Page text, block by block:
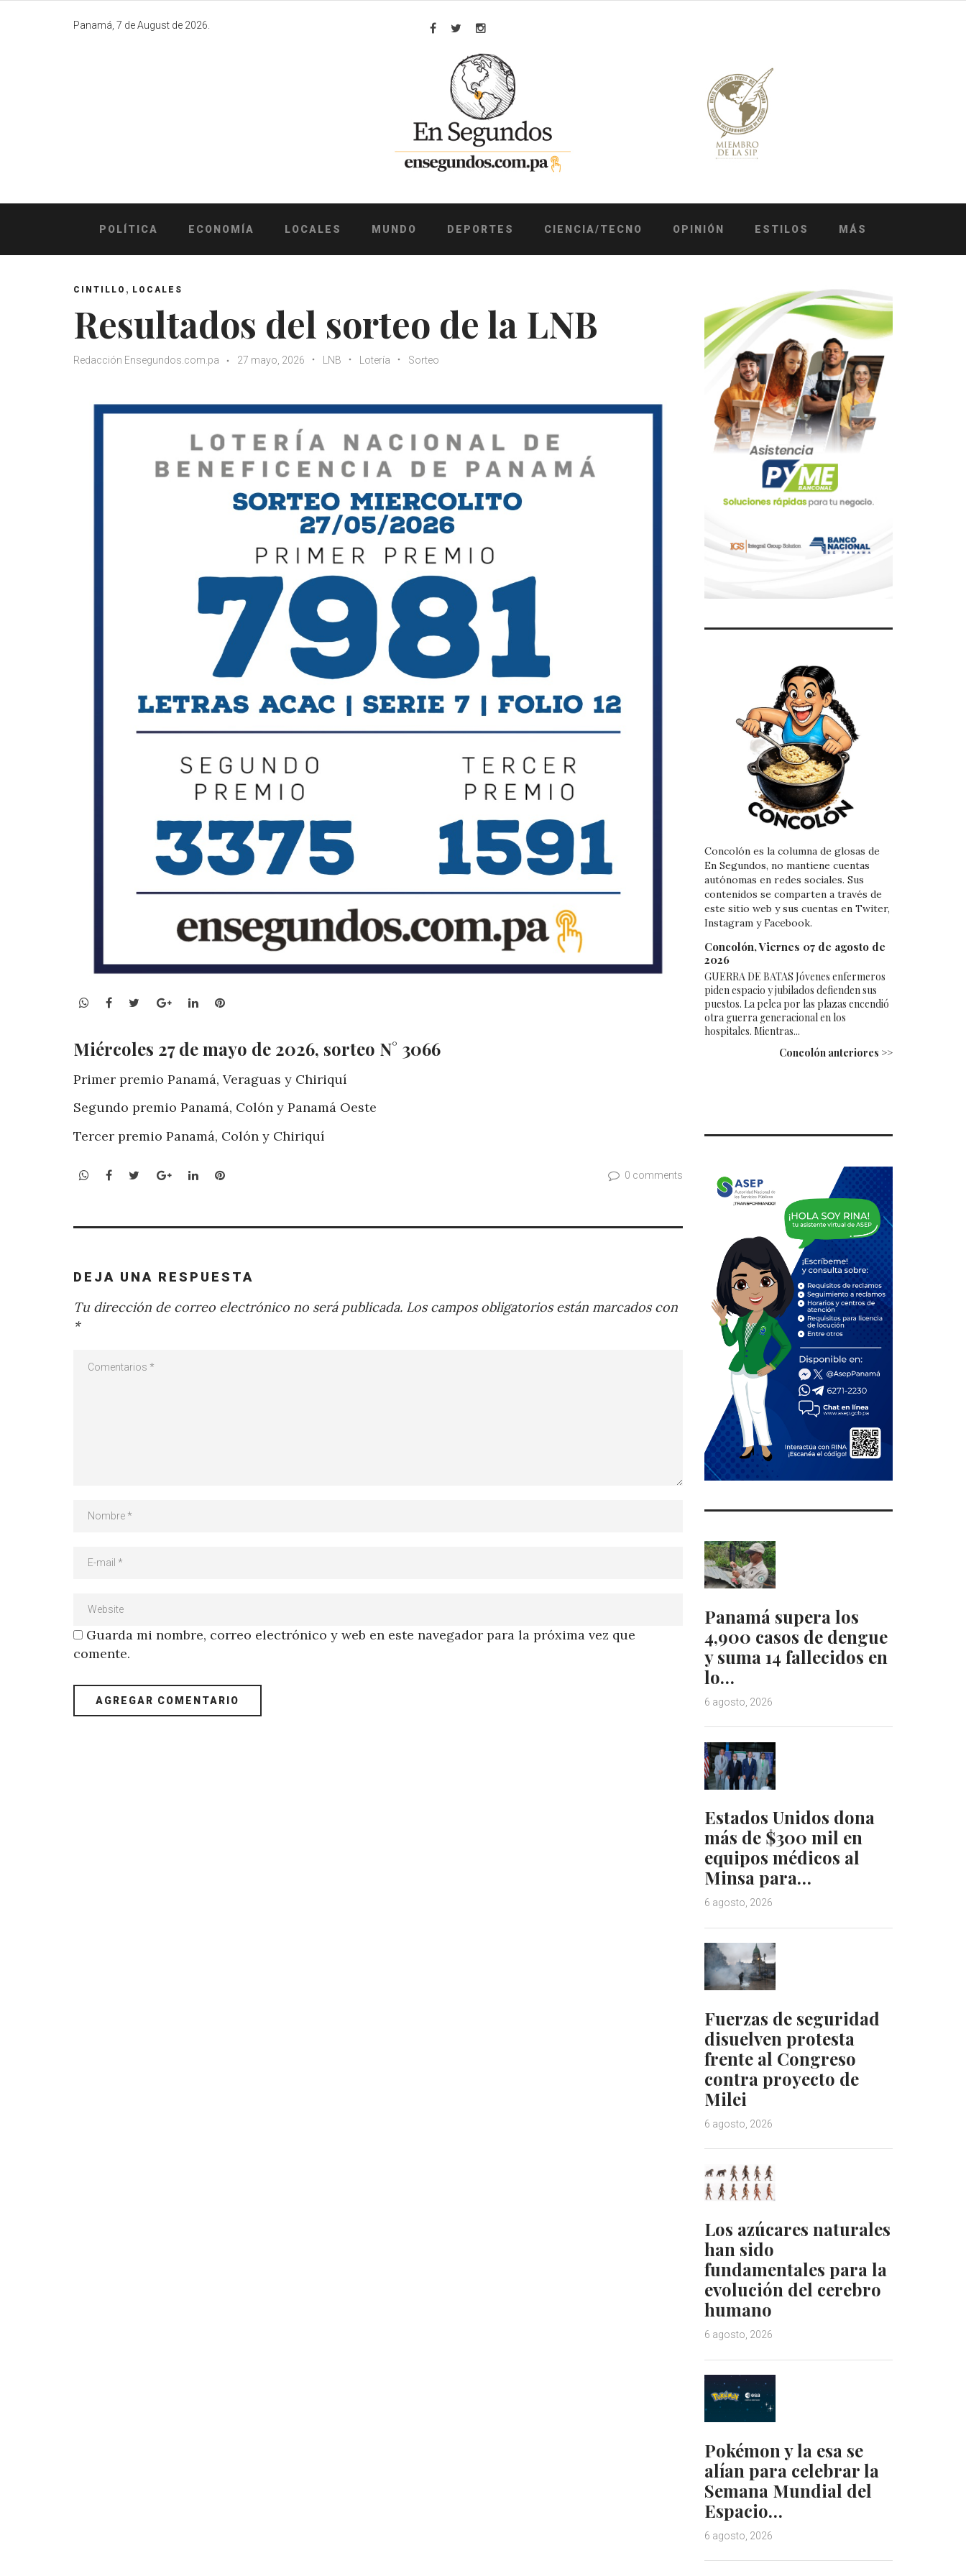
Panamá, 7 de August de 2026.
Facebook
TwitterInstagram
POLÍTICA ECONOMÍA LOCALES MUNDO DEPORTES CIENCIA/TECNO OPINIÓN ESTILOS MÁS
CINTILLO , LOCALES
Resultados del sorteo de la LNB
Redacción Ensegundos.com.pa 27 mayo, 2026 LNB Lotería Sorteo
WhatsApp
Facebook
TwitterGoogle+LinkedInPinterest
Miércoles 27 de mayo de 2026, sorteo N° 3066
Primer premio Panamá, Veraguas y Chiriquí
Segundo premio Panamá, Colón y Panamá Oeste
Tercer premio Panamá, Colón y Chiriquí
WhatsApp
Facebook
TwitterGoogle+LinkedInPinterest 0 comments
DEJA UNA RESPUESTA
Tu dirección de correo electrónico no será publicada. Los campos obligatorios están marcados con
*
Guarda mi nombre, correo electrónico y web en este navegador para la próxima vez que
comente.
Concolón es la columna de glosas de
En Segundos, no mantiene cuentas
autónomas en redes sociales. Sus
contenidos se comparten a través de
este sitio web y sus cuentas en Twiter,
Instagram y Facebook.
Concolón, Viernes 07 de agosto de
2026
GUERRA DE BATAS Jóvenes enfermeros
piden espacio y jubilados defienden sus
puestos. La pelea por las plazas encendió
otra guerra generacional en los
hospitales. Mientras...
Concolón anteriores >>
Panamá supera los
4,900 casos de dengue
y suma 14 fallecidos en
lo…
6 agosto, 2026
Estados Unidos dona
más de $300 mil en
equipos médicos al
Minsa para…
6 agosto, 2026
Fuerzas de seguridad
disuelven protesta
frente al Congreso
contra proyecto de
Milei
6 agosto, 2026
Los azúcares naturales
han sido
fundamentales para la
evolución del cerebro
humano
6 agosto, 2026
Pokémon y la esa se
alían para celebrar la
Semana Mundial del
Espacio…
6 agosto, 2026